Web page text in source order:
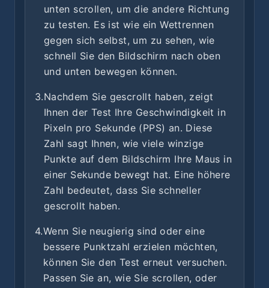
unten scrollen, um die andere Richtung
zu testen. Es ist wie ein Wettrennen
gegen sich selbst, um zu sehen, wie
schnell Sie den Bildschirm nach oben
und unten bewegen können.
3.Nachdem Sie gescrollt haben, zeigt
Ihnen der Test Ihre Geschwindigkeit in
Pixeln pro Sekunde (PPS) an. Diese
Zahl sagt Ihnen, wie viele winzige
Punkte auf dem Bildschirm Ihre Maus in
einer Sekunde bewegt hat. Eine höhere
Zahl bedeutet, dass Sie schneller
gescrollt haben.
4.Wenn Sie neugierig sind oder eine
bessere Punktzahl erzielen möchten,
können Sie den Test erneut versuchen.
Passen Sie an, wie Sie scrollen, oder